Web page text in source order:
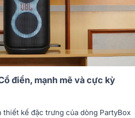
điển, mạnh mẽ và cực kỳ
thiết kế đặc trưng của dòng PartyBox